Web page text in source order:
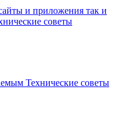
и приложения так и
советы
Технические советы